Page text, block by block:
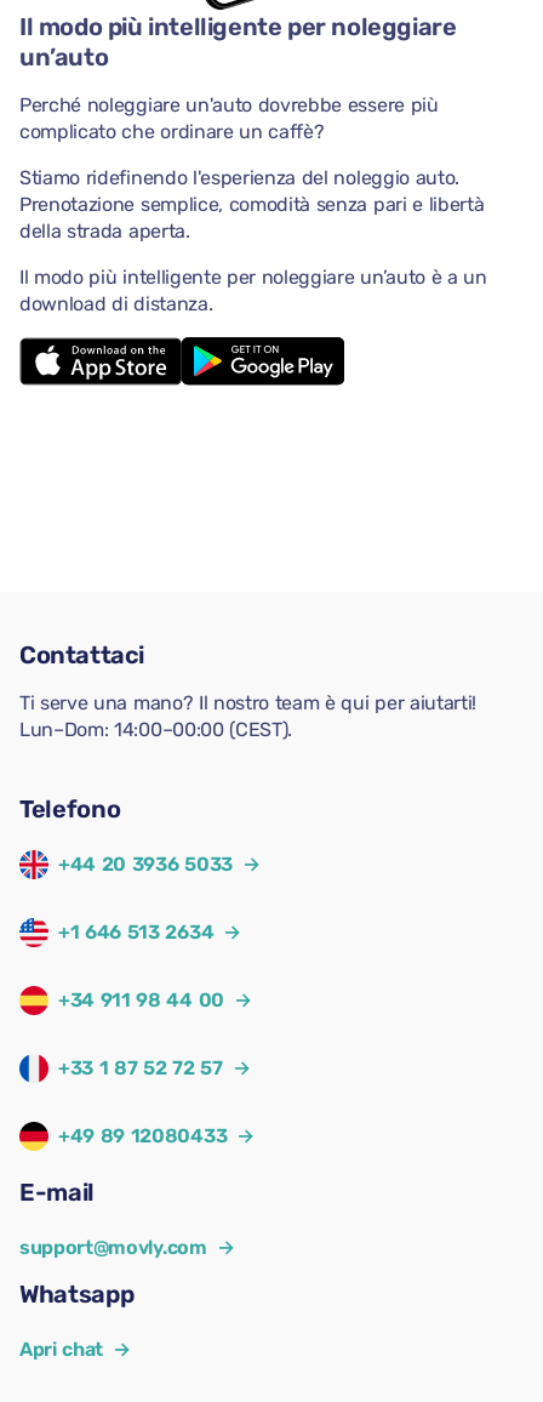
Il modo più intelligente per noleggiare
un’auto
Perché noleggiare un'auto dovrebbe essere più
complicato che ordinare un caffè?
Stiamo ridefinendo l'esperienza del noleggio auto.
Prenotazione semplice, comodità senza pari e libertà
della strada aperta.
Il modo più intelligente per noleggiare un’auto è a un
download di distanza.
Contattaci
Ti serve una mano? Il nostro team è qui per aiutarti!
Lun–Dom: 14:00–00:00 (CEST).
Telefono
+44 20 3936 5033 →
+1 646 513 2634 →
+34 911 98 44 00 →
+33 1 87 52 72 57 →
+49 89 12080433 →
E-mail
support@movly.com →
Whatsapp
Apri chat →